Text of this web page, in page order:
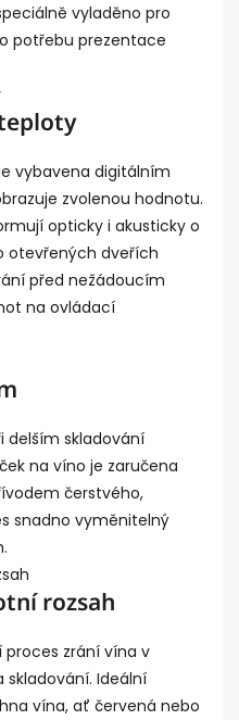
vyladěno pro
potřebu prezentace
vybavena digitálním
zvolenou hodnotu.
opticky i akusticky o
otevřených dveřích
před nežádoucím
na ovládací
delším skladování
na víno je zaručena
čerstvého,
snadno vyměnitelný
rozsah
zrání vína v
Ideální
vína, ať červená nebo